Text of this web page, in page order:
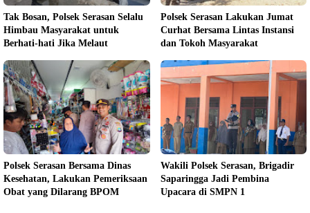
Tak Bosan, Polsek Serasan Selalu
Himbau Masyarakat untuk
Berhati-hati Jika Melaut
Polsek Serasan Lakukan Jumat
Curhat Bersama Lintas Instansi
dan Tokoh Masyarakat
Polsek Serasan Bersama Dinas
Kesehatan, Lakukan Pemeriksaan
Obat yang Dilarang BPOM
Wakili Polsek Serasan, Brigadir
Saparingga Jadi Pembina
Upacara di SMPN 1